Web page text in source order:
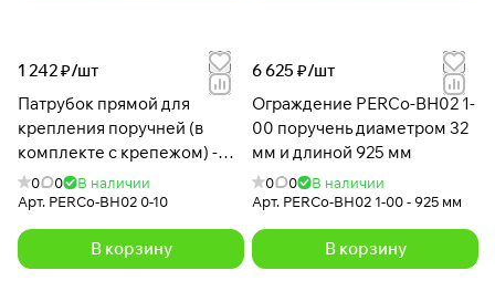
1 242 ₽/шт
Патрубок прямой для
крепления поручней (в
комплекте с крепежом) -
BH02 0-10
0 0
В наличии
Арт. PERCo-BH02 0-10
В корзину
6 625 ₽/шт
Ограждение PERCo-BH02 1-
00 поручень диаметром 32
мм и длиной 925 мм
0 0
В наличии
Арт. PERCo-BH02 1-00 - 925 мм
В корзину